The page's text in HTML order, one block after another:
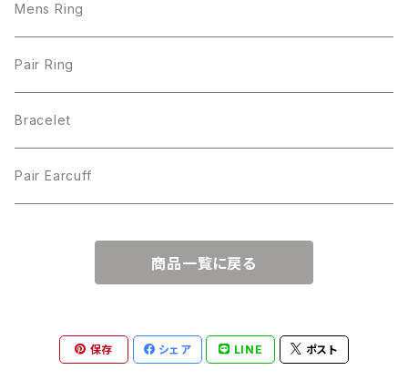
Mens Ring
Pair Ring
Bracelet
Pair Earcuff
商品一覧に戻る
保存 シェア LINE ポスト